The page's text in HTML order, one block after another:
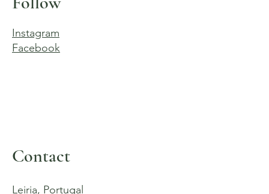
Instagram
Facebook
Contact
Leiria, Portugal